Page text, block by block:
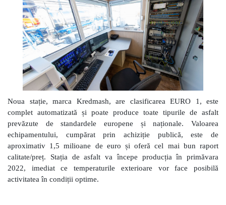
Noua stație, marca Kredmash, are clasificarea EURO 1, este
complet automatizată și poate produce toate tipurile de asfalt
prevăzute de standardele europene și naționale. Valoarea
echipamentului, cumpărat prin achiziție publică, este de
aproximativ 1,5 milioane de euro și oferă cel mai bun raport
calitate/preț. Stația de asfalt va începe producția în primăvara
2022, imediat ce temperaturile exterioare vor face posibilă
activitatea în condiții optime.